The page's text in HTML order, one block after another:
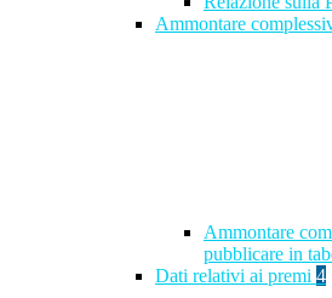
Ammontare
Ammontare
pubblicare in
Dati relativi ai premi 4